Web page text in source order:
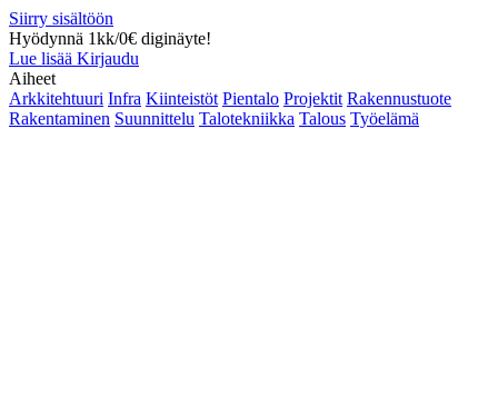
Siirry sisältöön
Hyödynnä 1kk/0€ diginäyte!
Lue lisää Kirjaudu
Aiheet
Arkkitehtuuri Infra Kiinteistöt Pientalo Projektit Rakennustuote
Rakentaminen Suunnittelu Talotekniikka Talous Työelämä